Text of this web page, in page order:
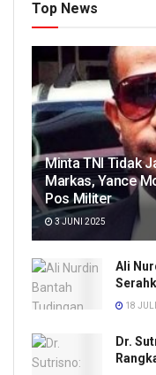
Top News
Minta TNI Tidak
Markas, Yance
Pos Militer
3 JUNI 2025
Ali
18
Dr.